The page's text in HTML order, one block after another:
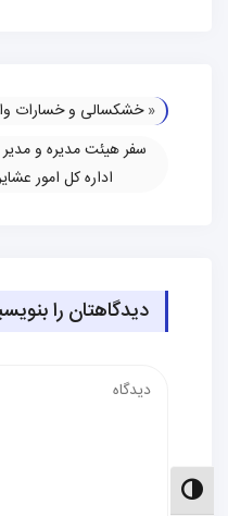
حالت کنتراست بالا
« خشکسالی و خسارات
سفر هیئت مدیره و مدیر
اداره کل امور
دیدگاهتان را بنویسید